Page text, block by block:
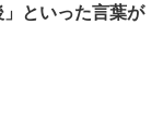
といった言葉が